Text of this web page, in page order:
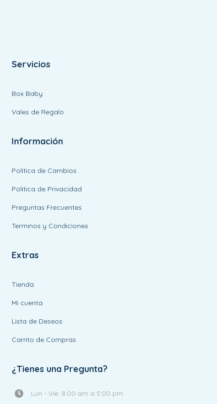
Servicios
Box Baby
Vales de Regalo
Información
Politica de Cambios
Politica de Privacidad
Preguntas Frecuentes
Terminos y Condiciones
Extras
Tienda
Mi cuenta
Lista de Deseos
Carrito de Compras
¿Tienes una Pregunta?
Lun - Vie: 8:00 am a 5:00 pm